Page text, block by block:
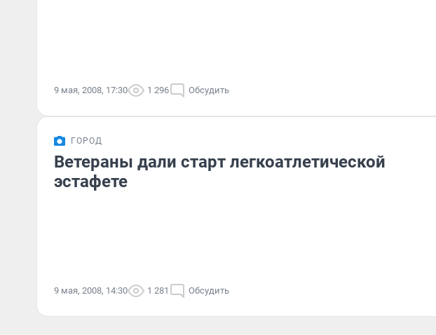
9 мая, 2008, 17:30 1 296 Обсудить
ГОРОД
Ветераны дали старт легкоатлетической
эстафете
9 мая, 2008, 14:30 1 281 Обсудить